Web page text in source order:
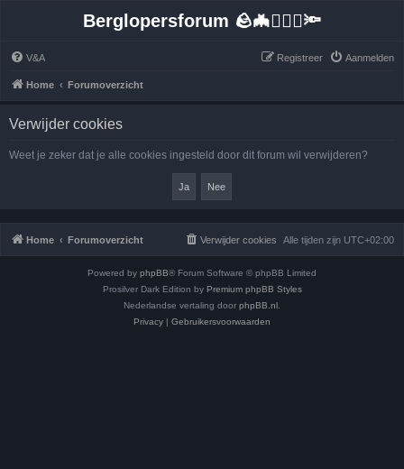
Berglopersforum 🪨🦇🚶🏻‍♂️🔦
V&A Aanmelden
Registreer
Home Forumoverzicht
Verwijder cookies
Weet je zeker dat je alle cookies ingesteld door dit forum wil verwijderen?
Home Forumoverzicht Alle tijden zijn UTC+02:00
Verwijder cookies
Powered by phpBB® Forum Software © phpBB Limited
Prosilver Dark Edition by Premium phpBB Styles
Nederlandse vertaling door phpBB.nl
Privacy | Gebruikersvoorwaarden